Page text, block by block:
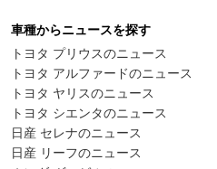
車種からニュースを探す
トヨタ プリウスのニュース
トヨタ アルファードのニュース
トヨタ ヤリスのニュース
トヨタ シエンタのニュース
日産 セレナのニュース
日産 リーフのニュース